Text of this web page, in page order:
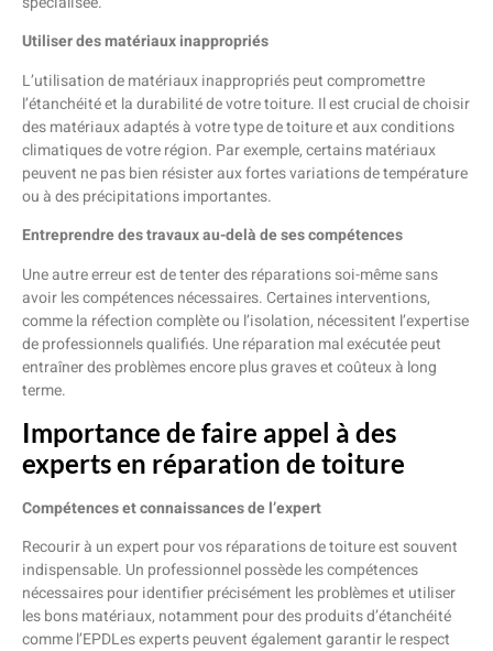
Utiliser des matériaux inappropriés
L’utilisation de matériaux inappropriés peut compromettre
l’étanchéité et la durabilité de votre toiture. Il est crucial de choisir
des matériaux adaptés à votre type de toiture et aux conditions
climatiques de votre région. Par exemple, certains matériaux
peuvent ne pas bien résister aux fortes variations de température
ou à des précipitations importantes.
Entreprendre des travaux au-delà de ses compétences
Une autre erreur est de tenter des réparations soi-même sans
avoir les compétences nécessaires. Certaines interventions,
comme la réfection complète ou l’isolation, nécessitent l’expertise
de professionnels qualifiés. Une réparation mal exécutée peut
entraîner des problèmes encore plus graves et coûteux à long
terme.
Importance de faire appel à des
experts en réparation de toiture
Compétences et connaissances de l’expert
Recourir à un expert pour vos réparations de toiture est souvent
indispensable. Un professionnel possède les compétences
nécessaires pour identifier précisément les problèmes et utiliser
les bons matériaux, notamment pour des produits d’étanchéité
comme l’EPDLes experts peuvent également garantir le respect